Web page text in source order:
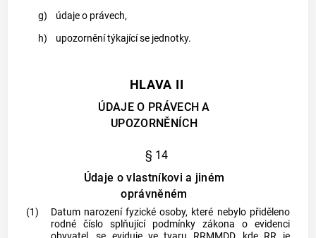
g)
údaje o právech,
h)
upozornění týkající se jednotky.
HLAVA II
ÚDAJE O PRÁVECH A
UPOZORNĚNÍCH
§ 14
Údaje o vlastníkovi a jiném
oprávněném
(1)
Datum narození fyzické osoby, které nebylo přiděleno
rodné číslo splňující podmínky zákona o evidenci